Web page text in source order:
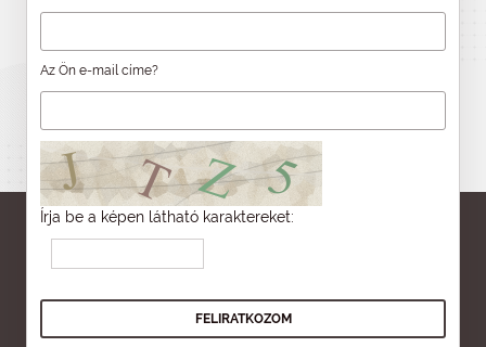
Az Ön e-mail címe?
Írja be a képen látható karaktereket: